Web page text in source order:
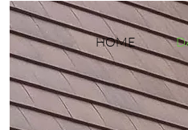
HOME